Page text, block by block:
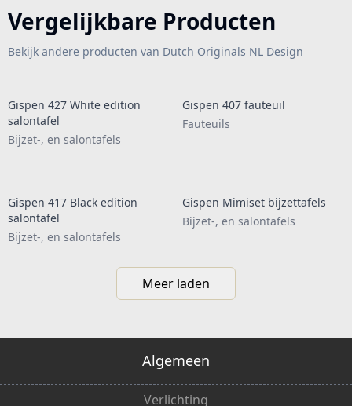
Vergelijkbare Producten
Bekijk andere producten van Dutch Originals NL Design
Gispen 427 White edition
salontafel
Bijzet-, en salontafels
Gispen 407 fauteuil
Fauteuils
Gispen 417 Black edition
salontafel
Bijzet-, en salontafels
Gispen Mimiset bijzettafels
Bijzet-, en salontafels
Meer laden
Algemeen
Verlichting